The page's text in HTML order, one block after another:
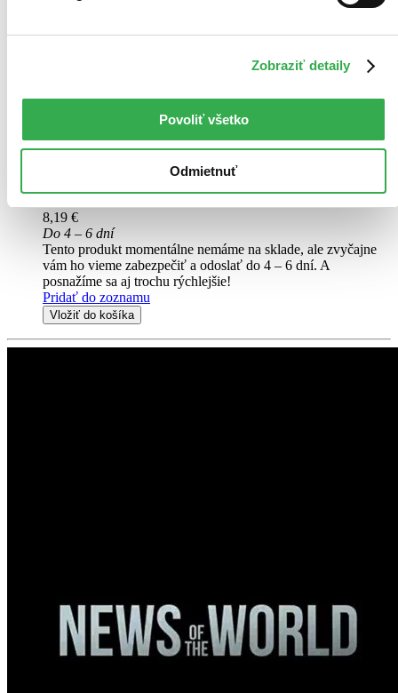
Zobraziť detaily
Povoliť všetko
Odmietnuť
Peter Quill se stále vzpamatovává ze ztráty Gamory a musí kolem
sebe sestavit tým, aby bránil vesmír a zároveň jednoho ze svých.
Pokud nebude mise úspěšně dokončena, mohla by dost možná vést
ke konci Strážců jak je doposud známe...
8,19 €
Do 4 – 6 dní
Tento produkt momentálne nemáme na sklade, ale zvyčajne
vám ho vieme zabezpečiť a odoslať do 4 – 6 dní. A
posnažíme sa aj trochu rýchlejšie!
Pridať do zoznamu
Vložiť do košíka